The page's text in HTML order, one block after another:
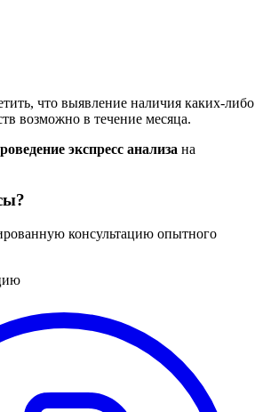
что выявление наличия каких-либо
возможно в течение месяца.
экспресс анализа на
консультацию опытного